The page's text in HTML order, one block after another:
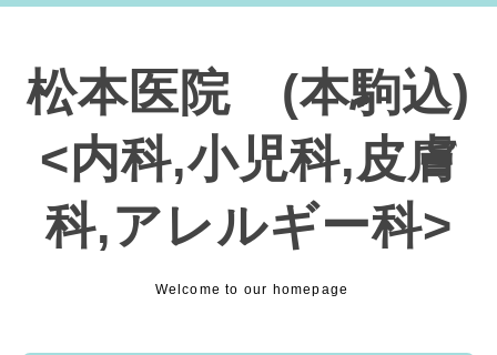
松本医院 (本駒込)
<内科,小児科,皮膚
科,アレルギー科>
Welcome to our homepage